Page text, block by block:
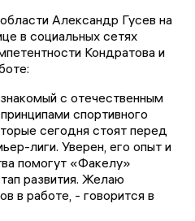
Александр Гусев на
в социальных сетях
Кондратова и
с отечественным
спортивного
сегодня стоят перед
лиги. Уверен, его опыт и
помогут «Факелу»
развития. Желаю
в работе, - говорится в